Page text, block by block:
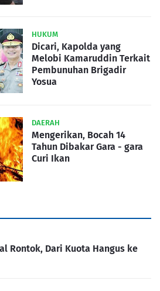
HUKUM
Dicari, Kapolda yang
Melobi Kamaruddin Terkait
Pembunuhan Brigadir
Yosua
DAERAH
Mengerikan, Bocah 14
Tahun Dibakar Gara - gara
Curi Ikan
Rontok, Dari Kuota Hangus ke